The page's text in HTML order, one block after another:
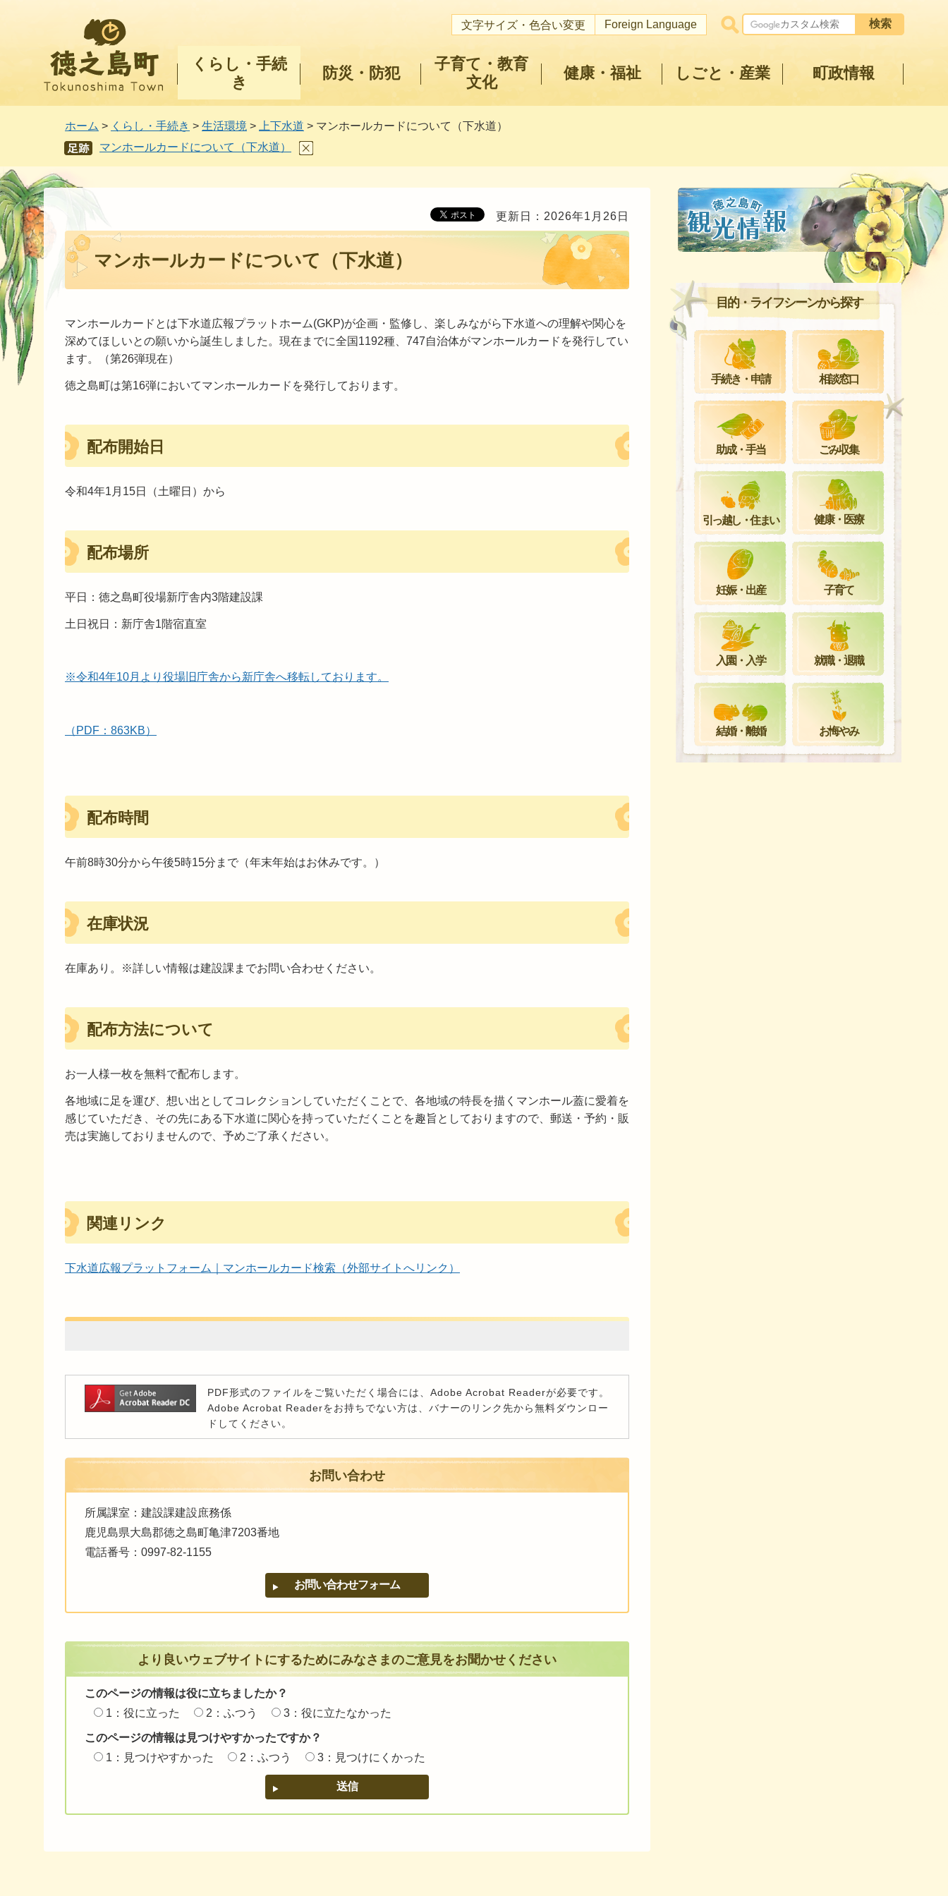
文字サイズ・色合い変更 Foreign Language
くらし・手続
き
防災・防犯
子育て・教育
文化
健康・福祉 しごと・産業 町政情報
ホーム > くらし・手続き > 生活環境 > 上下水道 > マンホールカードについて（下水道）
あし
あと
マンホールカードについて（下水道）
更新日：2026年1月26日
マンホールカードについて（下水道）
マンホールカードとは下水道広報プラットホーム(GKP)が企画・監修し、楽しみながら下水道への理解や関心を
深めてほしいとの願いから誕生しました。現在までに全国1192種、747自治体がマンホールカードを発行してい
ます。（第26弾現在）
徳之島町は第16弾においてマンホールカードを発行しております。
配布開始日
令和4年1月15日（土曜日）から
配布場所
平日：徳之島町役場新庁舎内3階建設課
土日祝日：新庁舎1階宿直室
※令和4年10月より役場旧庁舎から新庁舎へ移転しております。
（PDF：863KB）
配布時間
午前8時30分から午後5時15分まで（年末年始はお休みです。）
在庫状況
在庫あり。※詳しい情報は建設課までお問い合わせください。
配布方法について
お一人様一枚を無料で配布します。
各地域に足を運び、想い出としてコレクションしていただくことで、各地域の特長を描くマンホール蓋に愛着を
感じていただき、その先にある下水道に関心を持っていただくことを趣旨としておりますので、郵送・予約・販
売は実施しておりませんので、予めご了承ください。
関連リンク
下水道広報プラットフォーム｜マンホールカード検索（外部サイトへリンク）
PDF形式のファイルをご覧いただく場合には、Adobe Acrobat Readerが必要です。
Adobe Acrobat Readerをお持ちでない方は、バナーのリンク先から無料ダウンロー
ドしてください。
お問い合わせ
所属課室：建設課建設庶務係
鹿児島県大島郡徳之島町亀津7203番地
電話番号：0997-82-1155
より良いウェブサイトにするためにみなさまのご意見をお聞かせください
このページの情報は役に立ちましたか？
1：役に立った
2：ふつう 3：役に立たなかった
このページの情報は見つけやすかったですか？
1：見つけやすかった
2：ふつう 3：見つけにくかった
目的・ライフシーンから探す
手続き・申請 相談窓口
助成・手当 ごみ収集
引っ越し・住まい 健康・医療
妊娠・出産 子育て
入園・入学 就職・退職
結婚・離婚 お悔やみ